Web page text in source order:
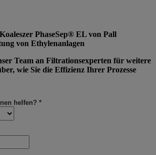
PhaseSep® EL von Pall
von Ethylenanlagen
Team an Filtrationsexperten für weitere
wie Sie die Effizienz Ihrer Prozesse
helfen? *